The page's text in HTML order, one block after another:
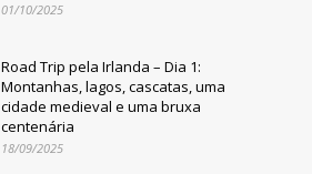
01/10/2025
Road Trip pela Irlanda – Dia 1:
Montanhas, lagos, cascatas, uma
cidade medieval e uma bruxa
centenária
18/09/2025